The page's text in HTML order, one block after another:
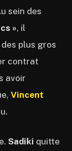
sein des
», il
plus gros
contrat
avoir
Vincent
Sadiki quitte